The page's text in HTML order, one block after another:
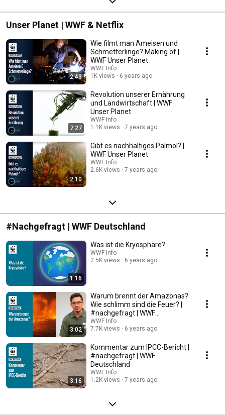
Unser Planet | WWF & Netflix
2:43
Wie filmt man Ameisen und
Schmetterlinge? Making of |
WWF Unser Planet
WWF Info
1K views
6 years ago
7:27
Revolution unserer Ernährung
und Landwirtschaft | WWF
Unser Planet
WWF Info
1.1K views
7 years ago
2:10
Gibt es nachhaltiges Palmöl? |
WWF Unser Planet
WWF Info
2.6K views
7 years ago
#Nachgefragt | WWF Deutschland
1:16
Was ist die Kryosphäre?
WWF Info
2.5K views
6 years ago
3:02
Warum brennt der Amazonas?
Wie schlimm sind die Feuer? |
#nachgefragt | WWF
Deutschland
WWF Info
7.7K views
6 years ago
3:16
Kommentar zum IPCC-Bericht |
#nachgefragt | WWF
Deutschland
WWF Info
1.2K views
7 years ago